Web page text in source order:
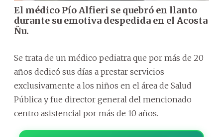
El médico Pío Alfieri se quebró en llanto
durante su emotiva despedida en el Acosta
Ñu.
Se trata de un médico pediatra que por más de 20
años dedicó sus días a prestar servicios
exclusivamente a los niños en el área de Salud
Pública y fue director general del mencionado
centro asistencial por más de 10 años.